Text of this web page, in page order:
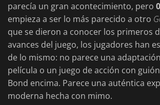
parecía un gran acontecimiento, pero
empieza a ser lo más parecido a otro
que se dieron a conocer los primeros
avances del juego, los jugadores han
de lo mismo: no parece una
película o un juego de acción con
Bond encima. Parece una auténtica
moderna hecha con mimo.